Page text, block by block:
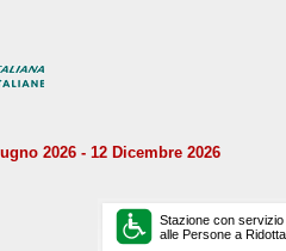
2026 - 12 Dicembre 2026
Stazione con
alle Persone a